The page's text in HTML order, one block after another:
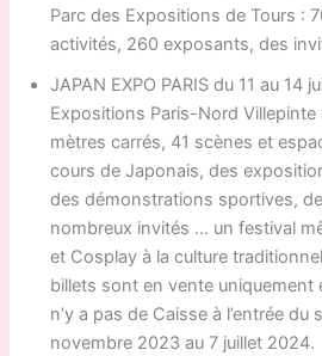
Parc des Expositions de Tours :
activités, 260 exposants, des
JAPAN EXPO PARIS du 11 au 14
Expositions Paris-Nord
mètres carrés, 41 scènes et
cours de Japonais, des
des démonstrations sportives,
nombreux invités … un festival
et Cosplay à la culture
billets sont en vente uniquement
n’y a pas de Caisse à l’entrée
novembre 2023 au 7 juillet 2024.